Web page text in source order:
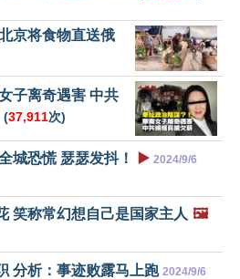
京将食物直送俄
子离奇遇害 中共
(37,911次)
城恐慌 瑟瑟发抖！ ▶️ 2024/9/6
笑称常幻想自己是国家主人 🖼️
分析：事迹败露马上跑 2024/9/6